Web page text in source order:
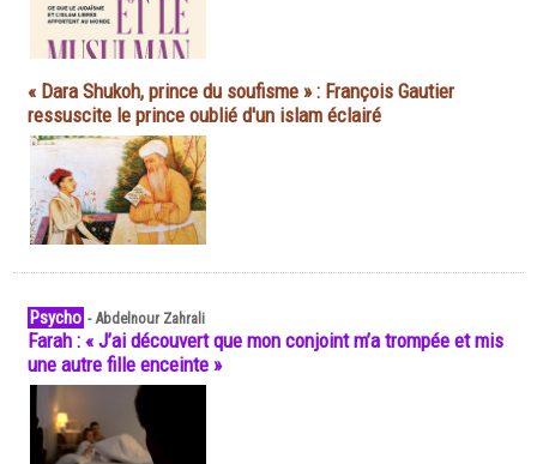
« Dara Shukoh, prince du soufisme » : François Gautier
ressuscite le prince oublié d'un islam éclairé
Psycho -Abdelnour Zahrali
Farah : « J’ai découvert que mon conjoint m’a trompée et mis
une autre fille enceinte »